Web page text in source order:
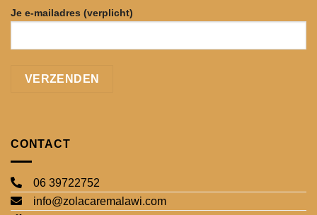
Je e-mailadres (verplicht)
CONTACT
06 39722752
info@zolacaremalawi.com